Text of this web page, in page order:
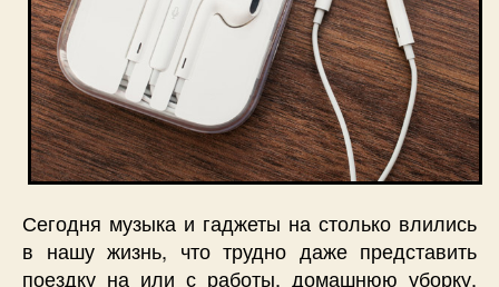
Сегодня музыка и гаджеты на столько влились
в нашу жизнь, что трудно даже представить
поездку на или с работы, домашнюю уборку,